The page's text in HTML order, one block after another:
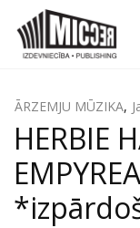
ĀRZEMJU MŪZIKA,
HERBIE